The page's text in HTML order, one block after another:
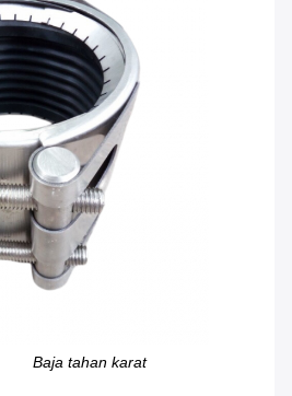
Baja tahan karat